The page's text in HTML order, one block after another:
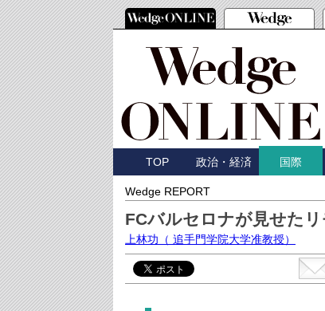
TOP 政治・経済 国際
Wedge REPORT
FCバルセロナが見せた
上林功 （ 追手門学院大学准教授）